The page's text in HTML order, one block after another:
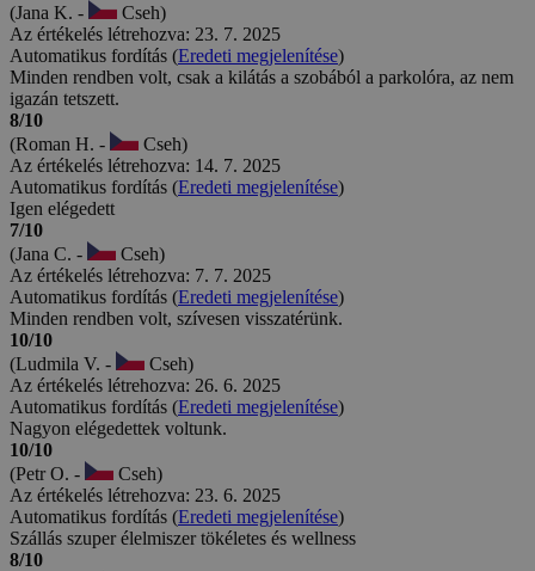
(Jana K. -
Cseh)
Az értékelés létrehozva: 23. 7. 2025
Automatikus fordítás (Eredeti megjelenítése)
Minden rendben volt, csak a kilátás a szobából a parkolóra, az nem
igazán tetszett.
8/10
(Roman H. -
Cseh)
Az értékelés létrehozva: 14. 7. 2025
Automatikus fordítás (Eredeti megjelenítése)
Igen elégedett
7/10
(Jana C. -
Cseh)
Az értékelés létrehozva: 7. 7. 2025
Automatikus fordítás (Eredeti megjelenítése)
Minden rendben volt, szívesen visszatérünk.
10/10
(Ludmila V. -
Cseh)
Az értékelés létrehozva: 26. 6. 2025
Automatikus fordítás (Eredeti megjelenítése)
Nagyon elégedettek voltunk.
10/10
(Petr O. -
Cseh)
Az értékelés létrehozva: 23. 6. 2025
Automatikus fordítás (Eredeti megjelenítése)
Szállás szuper élelmiszer tökéletes és wellness
8/10